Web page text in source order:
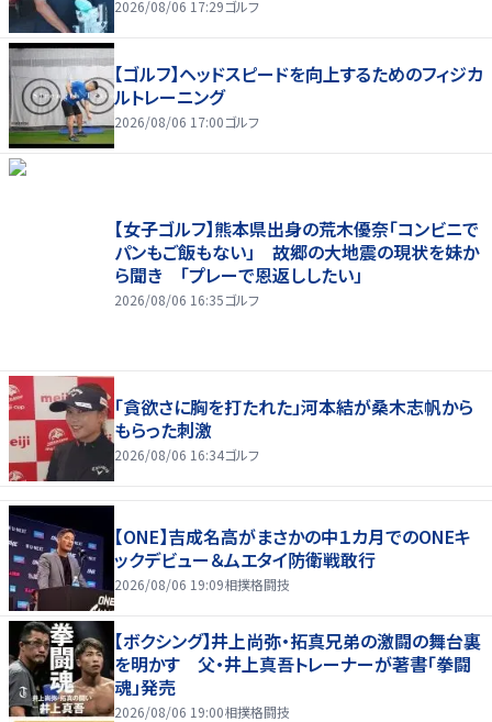
2026/08/06 17:29ゴルフ
【ゴルフ】ヘッドスピードを向上するためのフィジカ
ルトレーニング
2026/08/06 17:00ゴルフ
【女子ゴルフ】熊本県出身の荒木優奈「コンビニで
パンもご飯もない」 故郷の大地震の現状を妹か
ら聞き 「プレーで恩返ししたい」
2026/08/06 16:35ゴルフ
「貪欲さに胸を打たれた」河本結が桑木志帆から
もらった刺激
2026/08/06 16:34ゴルフ
【ONE】吉成名高がまさかの中１カ月でのONEキ
ックデビュー＆ムエタイ防衛戦敢行
2026/08/06 19:09相撲格闘技
【ボクシング】井上尚弥・拓真兄弟の激闘の舞台裏
を明かす 父・井上真吾トレーナーが著書「拳闘
魂」発売
2026/08/06 19:00相撲格闘技